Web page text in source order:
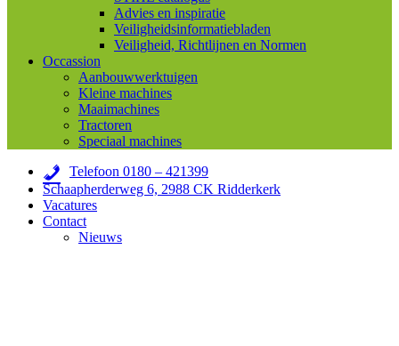
Advies en inspiratie
Veiligheidsinformatiebladen
Veiligheid, Richtlijnen en Normen
Occassion
Aanbouwwerktuigen
Kleine machines
Maaimachines
Tractoren
Speciaal machines
Telefoon 0180 – 421399
Schaapherderweg 6, 2988 CK Ridderkerk
Vacatures
Contact
Nieuws